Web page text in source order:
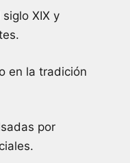
XIX y
en la tradición
por